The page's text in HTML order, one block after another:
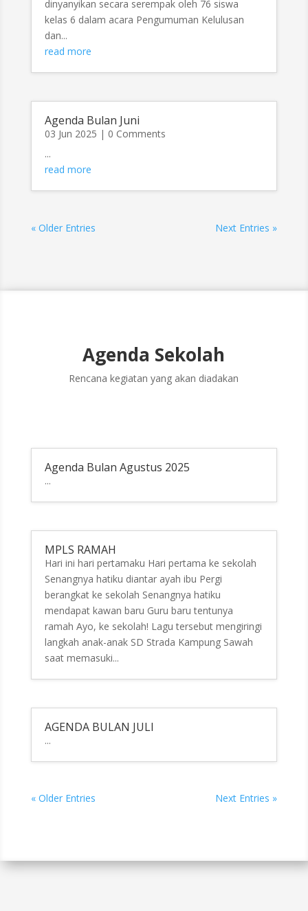
dinyanyikan secara serempak oleh 76 siswa
kelas 6 dalam acara Pengumuman Kelulusan
dan...
read more
Agenda Bulan Juni
03 Jun 2025 | 0 Comments
...
read more
« Older Entries Next Entries »
Agenda Sekolah
Rencana kegiatan yang akan diadakan
Agenda Bulan Agustus 2025
...
MPLS RAMAH
Hari ini hari pertamaku Hari pertama ke sekolah
Senangnya hatiku diantar ayah ibu Pergi
berangkat ke sekolah Senangnya hatiku
mendapat kawan baru Guru baru tentunya
ramah Ayo, ke sekolah! Lagu tersebut mengiringi
langkah anak-anak SD Strada Kampung Sawah
saat memasuki...
AGENDA BULAN JULI
...
« Older Entries Next Entries »